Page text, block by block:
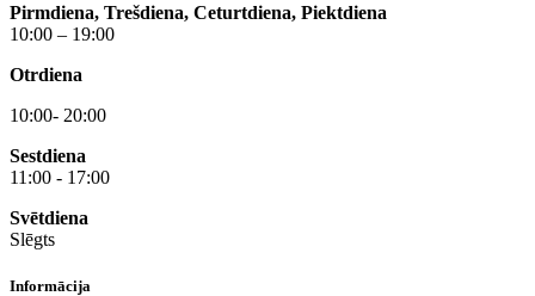
Pirmdiena, Trešdiena, Ceturtdiena, Piektdiena
10:00 – 19:00
Otrdiena
10:00- 20:00
Sestdiena
11:00 - 17:00
Svētdiena
Slēgts
Informācija